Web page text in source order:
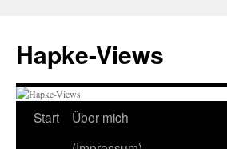
springen
Hapke-Views
Start
Über mich